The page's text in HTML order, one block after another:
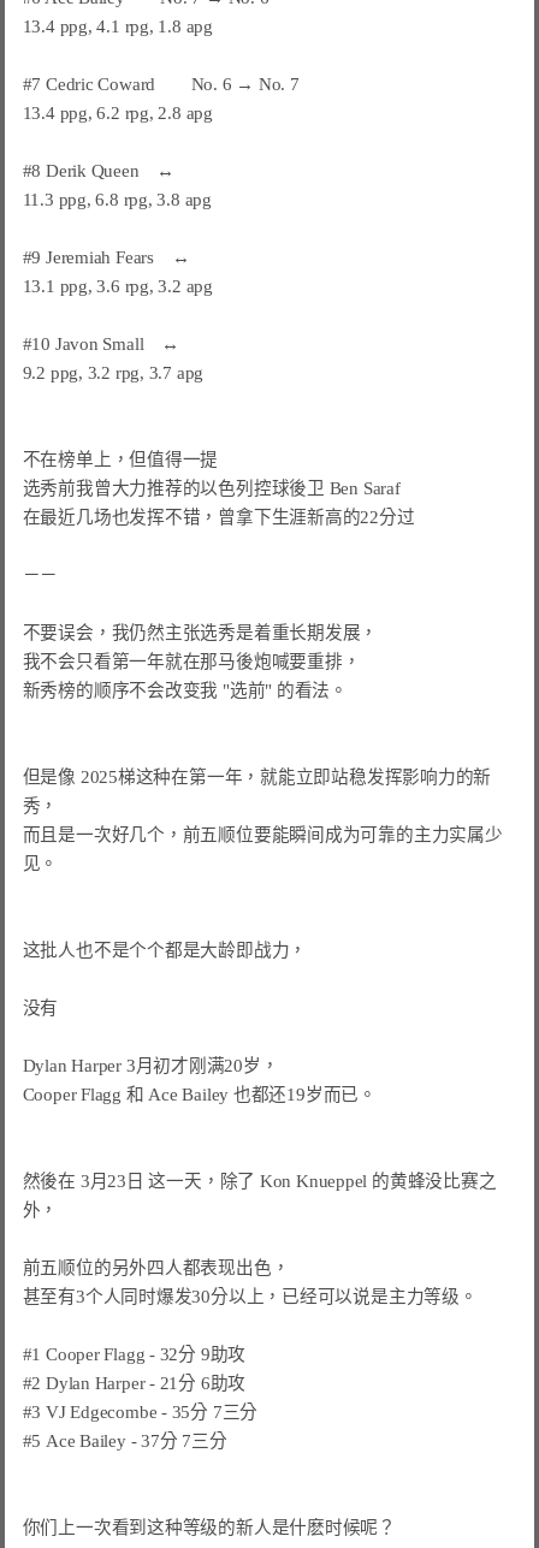
13.4 ppg, 4.1 rpg, 1.8 apg
#7 Cedric Coward　　No. 6 → No. 7
13.4 ppg, 6.2 rpg, 2.8 apg
#8 Derik Queen　↔
11.3 ppg, 6.8 rpg, 3.8 apg
#9 Jeremiah Fears　↔
13.1 ppg, 3.6 rpg, 3.2 apg
#10 Javon Small　↔
9.2 ppg, 3.2 rpg, 3.7 apg
不在榜单上，但值得一提
选秀前我曾大力推荐的以色列控球後卫 Ben Saraf
在最近几场也发挥不错，曾拿下生涯新高的22分过
－－
不要误会，我仍然主张选秀是着重长期发展，
我不会只看第一年就在那马後炮喊要重排，
新秀榜的顺序不会改变我 "选前" 的看法。
但是像 2025梯这种在第一年，就能立即站稳发挥影响力的新
秀，
而且是一次好几个，前五顺位要能瞬间成为可靠的主力实属少
见。
这批人也不是个个都是大龄即战力，
没有
Dylan Harper 3月初才刚满20岁，
Cooper Flagg 和 Ace Bailey 也都还19岁而已。
然後在 3月23日 这一天，除了 Kon Knueppel 的黄蜂没比赛之
外，
前五顺位的另外四人都表现出色，
甚至有3个人同时爆发30分以上，已经可以说是主力等级。
#1 Cooper Flagg - 32分 9助攻
#2 Dylan Harper - 21分 6助攻
#3 VJ Edgecombe - 35分 7三分
#5 Ace Bailey - 37分 7三分
你们上一次看到这种等级的新人是什麽时候呢？